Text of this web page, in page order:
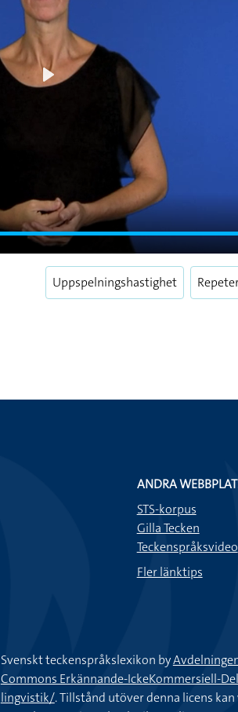
Play
Uppspelningshastighet
ANDRA
STS-korpus
Gilla Tecken
Teckenspråksvideo
Fler länktips
Svenskt teckenspråkslexikon by
Commons Erkännande-IckeKommersiell-
lingvistik/. Tillstånd utöver denna licens